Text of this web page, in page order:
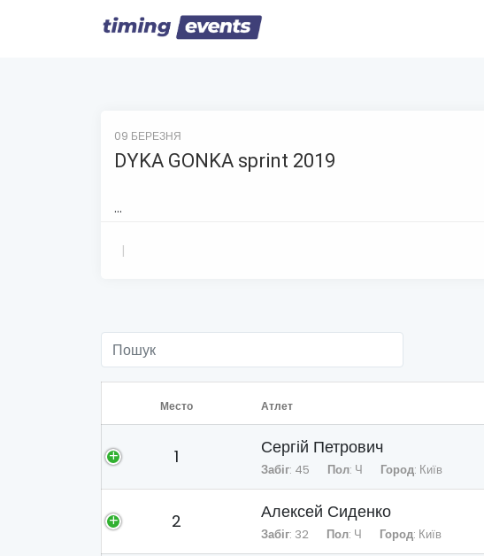
09 БЕРЕЗНЯ
DYKA GONKA sprint 2019
...
Место Атлет
1 Сергій Петрович
Забіг: 45 Пол: Ч Город: Київ
2 Алексей Сиденко
Забіг: 32 Пол: Ч Город: Київ